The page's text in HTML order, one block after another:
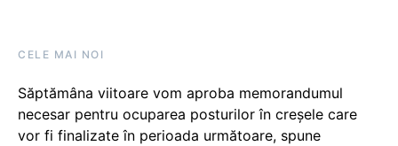
CELE MAI NOI
Săptămâna viitoare vom aproba memorandumul
necesar pentru ocuparea posturilor în creșele care
vor fi finalizate în perioada următoare, spune